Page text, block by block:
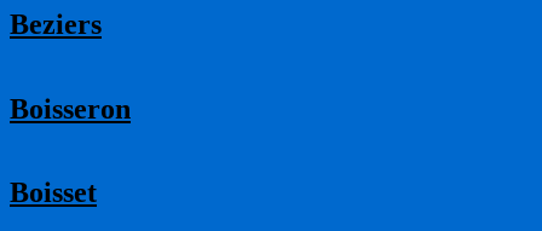
Beziers
Boisseron
Boisset